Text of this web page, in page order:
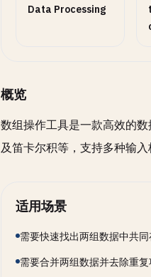
Data Processing
概览
数组操作工具是一款高效的
及笛卡尔积等，支持多种输
适用场景
需要快速找出两组数据中共同
需要合并两组数据并去除重复